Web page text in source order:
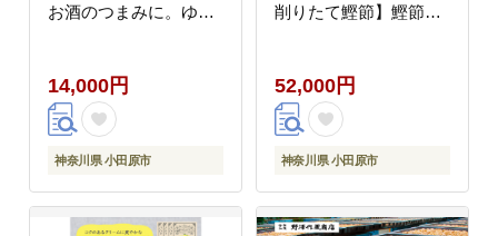
お酒のつまみに。ゆず
田原市 】
14,000円
神奈川県 小田原市
削りたて鰹節】鰹節
52,000円
神奈川県 小田原市